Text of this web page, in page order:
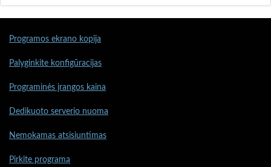
Programos ekrano kopija
Palyginkite konfigūracijas
Programinės įrangos kaina
Dedikuoto serverio nuoma
Nemokamas atsisiuntimas
Pirkite programą